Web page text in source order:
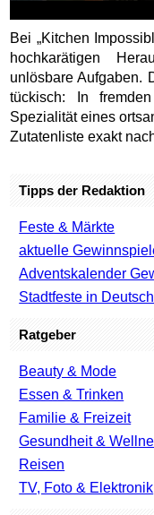
Bei „Kitchen
hochkarätigen
unlösbare Aufgaben.
tückisch: In
Spezialität eines
Zutatenliste exakt
Tipps der Redaktion
Feste & Märkte
aktuelle
Adventskalender
Stadtfeste in
Ratgeber
Beauty & Mode
Essen & Trinken
Familie & Freizeit
Gesundheit &
Reisen
TV, Foto & Elektronik